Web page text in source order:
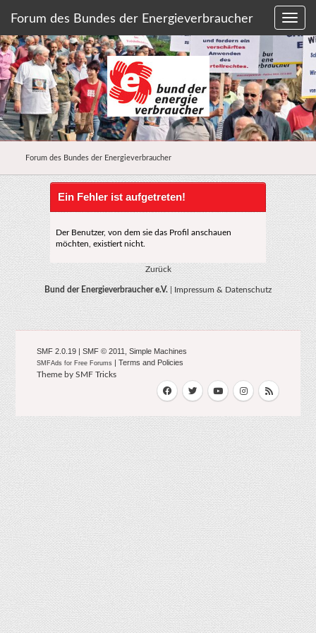
Forum des Bundes der Energieverbraucher
Forum des Bundes der Energieverbraucher
Ein Fehler ist aufgetreten!
Der Benutzer, von dem sie das Profil anschauen
möchten, existiert nicht.
Zurück
Bund der Energieverbraucher e.V. Impressum & Datenschutz
SMF 2.0.19| SMF © 2011 Simple Machines
SMFAds for Free Forums | Terms and Policies
Theme by SMF Tricks